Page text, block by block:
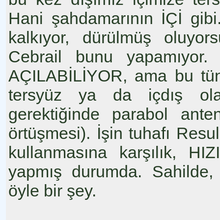
Hani şahdamarının İÇİ
kalkıyor, dürülmüş
Cebrail bunu
AÇILABİLİYOR, ama bu
tersyüz ya da içdış
gerektiğinde parabol
örtüşmesi). İşin tuhafı
kullanmasına karşılık,
yapmış durumda.
öyle bir şey.